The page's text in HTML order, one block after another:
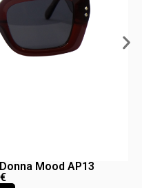
Mood AP13
€